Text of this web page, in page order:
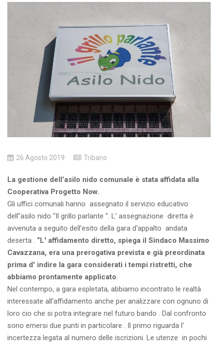
26 Agosto 2019 Tribano
La gestione dell’asilo nido comunale è stata affidata alla
Cooperativa Progetto Now.
Gli uffici comunali hanno assegnato il servizio educativo
dell"asilo nido “Il grillo parlante ”. L' assegnazione diretta è
avvenuta a seguito dell'esito della gara d'appalto andata
deserta . “L' affidamento diretto, spiega il Sindaco Massimo
Cavazzana, era una prerogativa prevista e già preordinata
prima d' indire la gara considerati i tempi ristretti, che
abbiamo prontamente applicato.
Nel contempo, a gara espletata, abbiamo incontrato le realtà
interessate all'affidamento anche per analizzare con ognuno di
loro cio che si potra integrare nel futuro bando . Dal confronto
sono emersi due punti in particolare . Il primo riguarda l'
incertezza legata al numero delle iscrizioni. Le utenze in pochi